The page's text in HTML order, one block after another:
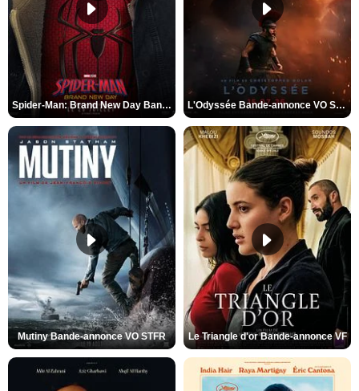
Spider-Man: Brand New Day Bande-annonce VO STFR L'Odyssée Bande-annonce VO STFR
Mutiny Bande-annonce VO STFR Le Triangle d'or Bande-annonce VF